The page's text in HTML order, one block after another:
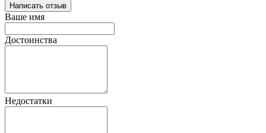
Написать отзыв
Ваше имя
Достоинства
Недостатки